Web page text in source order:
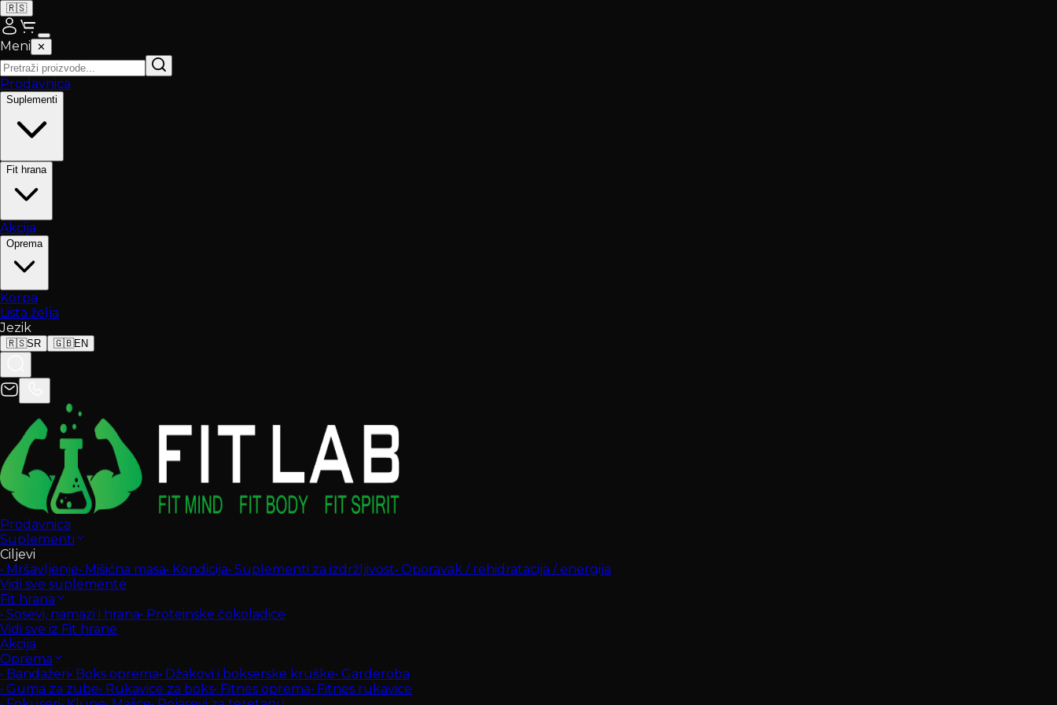
🇷🇸
Meni ✕
Prodavnica
Suplementi
Fit hrana
Akcija
Oprema
Korpa
Lista želja
Jezik
🇷🇸SR 🇬🇧EN
Prodavnica
Suplementi
Ciljevi
• Mršavljenje• Mišićna masa• Kondicija• Suplementi za izdržljivost• Oporavak / rehidratacija / energija
Vidi sve suplemente
Fit hrana
• Sosevi, namazi i hrana• Proteinske čokoladice
Vidi sve iz Fit hrane
Akcija
Oprema
• Bandažeri• Boks oprema• Džakovi i bokserske kruške• Garderoba
• Guma za zube• Rukavice za boks• Fitnes oprema• Fitnes rukavice